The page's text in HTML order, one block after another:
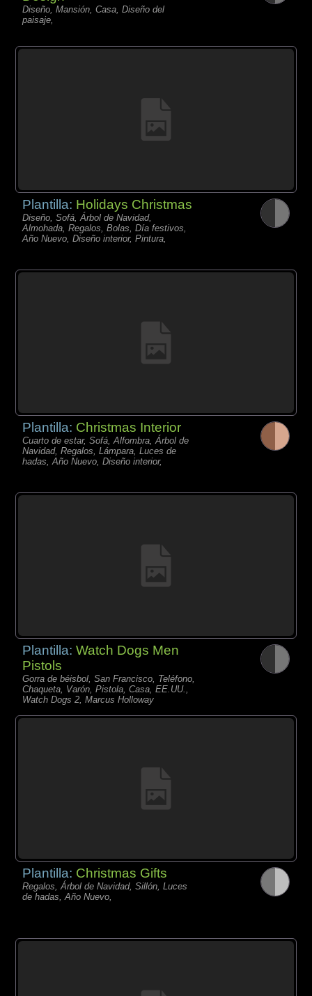
Diseño, Mansión, Casa, Diseño del
paisaje,
Plantilla: Holidays Christmas
Diseño, Sofá, Árbol de Navidad,
Almohada, Regalos, Bolas, Día festivos,
Año Nuevo, Diseño interior, Pintura,
Plantilla: Christmas Interior
Cuarto de estar, Sofá, Alfombra, Árbol de
Navidad, Regalos, Lámpara, Luces de
hadas, Año Nuevo, Diseño interior,
Plantilla:Watch Dogs Men
Pistols
Gorra de béisbol, San Francisco, Teléfono,
Chaqueta, Varón, Pistola, Casa, EE.UU.,
Watch Dogs 2, Marcus Holloway
Plantilla: Christmas Gifts
Regalos, Árbol de Navidad, Sillón, Luces
de hadas, Año Nuevo,